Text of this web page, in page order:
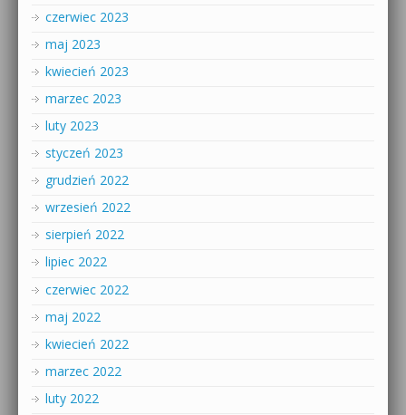
czerwiec 2023
maj 2023
kwiecień 2023
marzec 2023
luty 2023
styczeń 2023
grudzień 2022
wrzesień 2022
sierpień 2022
lipiec 2022
czerwiec 2022
maj 2022
kwiecień 2022
marzec 2022
luty 2022